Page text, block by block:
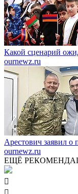
Какой сценарий
ournewz.ru
Арестович заявил
ournewz.ru
ЕЩЁ
